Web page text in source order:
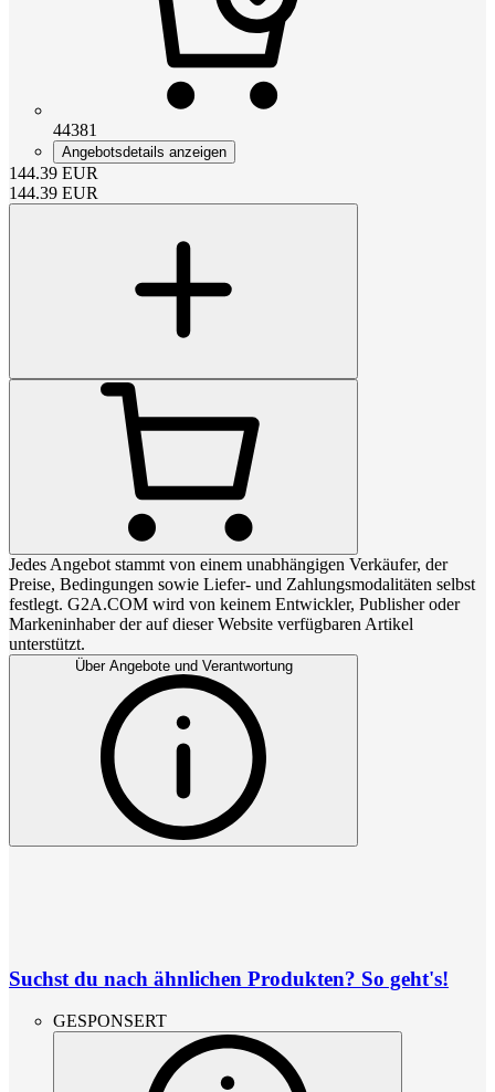
44381
Angebotsdetails anzeigen
144.39 EUR
144.39 EUR
Jedes Angebot stammt von einem unabhängigen Verkäufer, der
Preise, Bedingungen sowie Liefer- und Zahlungsmodalitäten selbst
festlegt. G2A.COM wird von keinem Entwickler, Publisher oder
Markeninhaber der auf dieser Website verfügbaren Artikel
unterstützt.
Über Angebote und Verantwortung
Suchst du nach ähnlichen Produkten? So geht's!
GESPONSERT